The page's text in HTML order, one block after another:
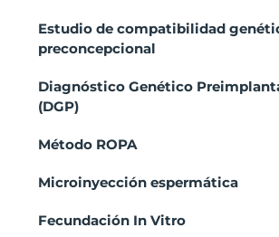
Estudio de compatibilidad
preconcepcional
Diagnóstico Genético
(DGP)
Método ROPA
Microinyección espermática
Fecundación In Vitro